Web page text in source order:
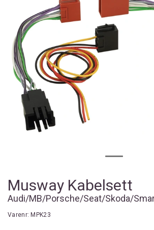
Musway Kabelsett
Audi/MB/Porsche/Seat/Skoda/
Varenr: MPK23